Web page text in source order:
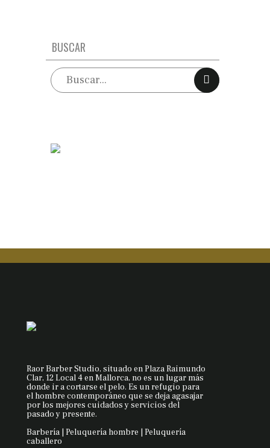
BUSCAR
Raor Barber Studio, situado en Plaza Raimundo
Clar, 12 Local 4 en Mallorca, no es un lugar más
donde ir a cortarse el pelo. Es un refugio para
el hombre contemporáneo que se deja agasajar
por los mejores cuidados y servicios del
pasado y presente.
Barbería | Peluquería hombre | Peluquería
caballero